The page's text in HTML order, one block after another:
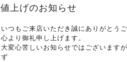
値上げのお知らせ
いつもご来店いただき誠にありがとうご
心より御礼申し上げます。
大変心苦しいお知らせではございます
ず